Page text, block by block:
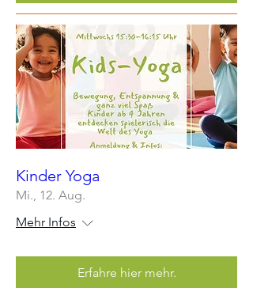
Kinder Yoga
Mi., 12. Aug.
Mehr Infos
Erfahre hier mehr.